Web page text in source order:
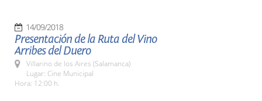
14/09/2018
Presentación de la Ruta del Vino
Arribes del Duero
Villarino de los Aires (Salamanca)
Lugar: Cine Municipal
Hora: 12:00 h.